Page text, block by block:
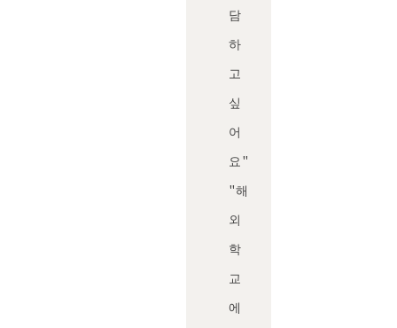
담
하
고
싶
어
요"
"해
외
학
교
에